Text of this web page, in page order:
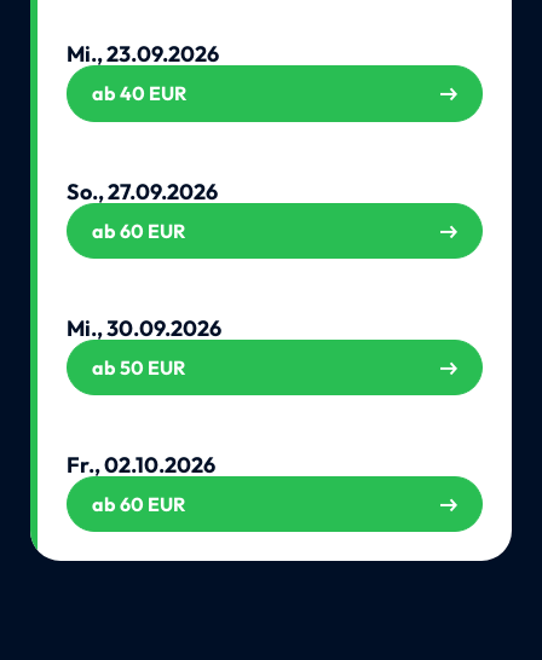
Mi., 23.09.2026
ab 40 EUR
So., 27.09.2026
ab 60 EUR
Mi., 30.09.2026
ab 50 EUR
Fr., 02.10.2026
ab 60 EUR